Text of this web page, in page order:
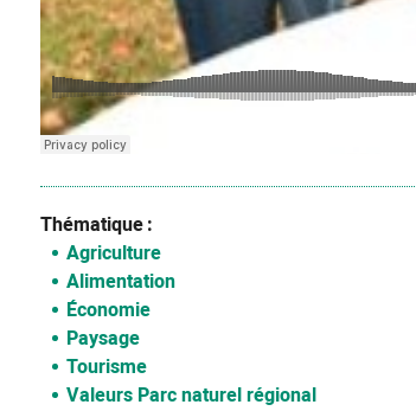
Thématique
Agriculture
Alimentation
Économie
Paysage
Tourisme
Valeurs Parc naturel régional